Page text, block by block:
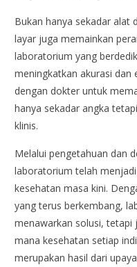
Bukan hanya sekadar alat
layar juga memainkan
laboratorium yang
meningkatkan akurasi dan
dengan dokter untuk
hanya sekadar angka
klinis.
Melalui pengetahuan dan
laboratorium telah
kesehatan masa kini.
yang terus berkembang,
menawarkan solusi, tetapi
mana kesehatan setiap
merupakan hasil dari